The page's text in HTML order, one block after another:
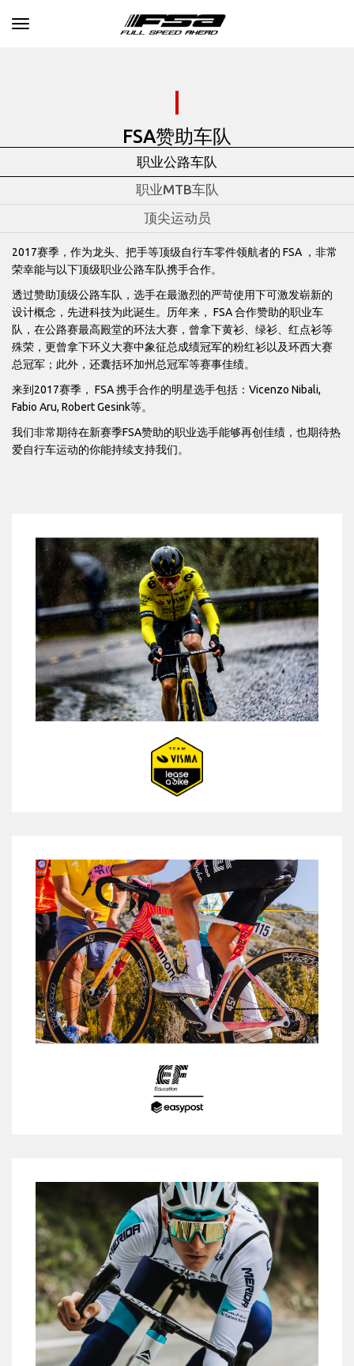
Toggle navigation
FSA赞助车队
职业公路车队
职业MTB车队
顶尖运动员
2017赛季，作为龙头、把手等顶级自行车零件领航者的 FSA ，非常
荣幸能与以下顶级职业公路车队携手合作。
透过赞助顶级公路车队，选手在最激烈的严苛使用下可激发崭新的
设计概念，先进科技为此诞生。历年来， FSA 合作赞助的职业车
队，在公路赛最高殿堂的环法大赛，曾拿下黄衫、绿衫、红点衫等
殊荣，更曾拿下环义大赛中象征总成绩冠军的粉红衫以及环西大赛
总冠军；此外，还囊括环加州总冠军等赛事佳绩。
来到2017赛季， FSA 携手合作的明星选手包括：Vicenzo Nibali,
Fabio Aru, Robert Gesink等。
我们非常期待在新赛季FSA赞助的职业选手能够再创佳绩，也期待热
爱自行车运动的你能持续支持我们。